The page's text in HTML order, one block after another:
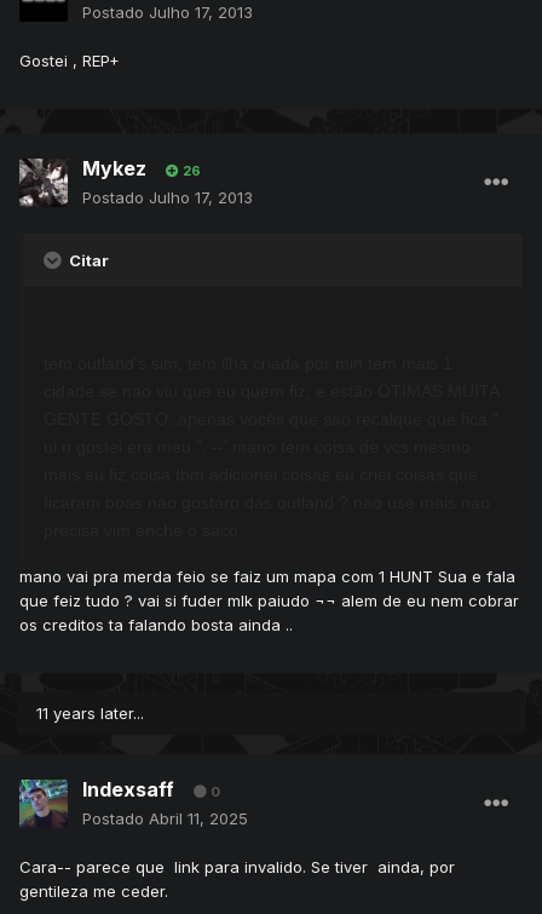
Postado Julho 17, 2013
Gostei , REP+
Mykez 26
Postado Julho 17, 2013
Citar
mano vai pra merda feio se faiz um mapa com 1 HUNT Sua e fala
que feiz tudo ? vai si fuder mlk paiudo ¬¬ alem de eu nem cobrar
os creditos ta falando bosta ainda ..
11 years later...
Indexsaff 0
Postado Abril 11, 2025
Cara-- parece que link para invalido. Se tiver ainda, por
gentileza me ceder.